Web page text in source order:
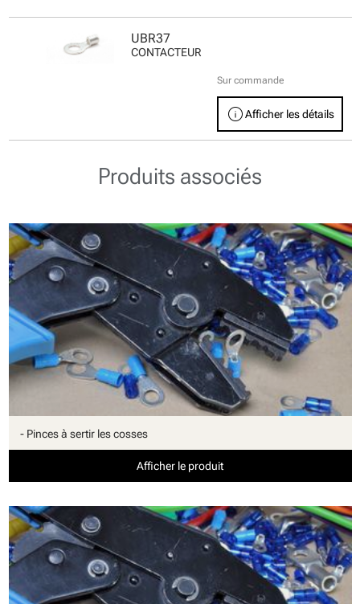
UBR37
CONTACTEUR
Sur commande
infoAfficher les détails
Produits associés
- Pinces à sertir les cosses
Afficher le produit